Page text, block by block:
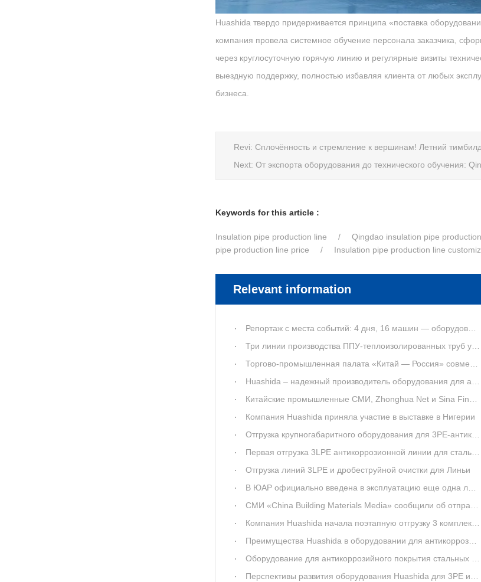
Huashida твердо придерживается принципа «поставка
компания провела системное обучение персонала заказчика,
через круглосуточную горячую линию и регулярные визиты
выездную поддержку, полностью избавляя клиента от любых
бизнеса.
Revi: Сплочённость и стремление к вершинам! Летний
Next: От экспорта оборудования до технического обучения:
Keywords for this article :
Insulation pipe production line Qingdao insulation pipe
pipe production line price
Insulation pipe production line
Relevant information
Репортаж с места событий: 4 дня, 16 машин — оборудование Huashida для антикоррозионного покрытия стальных труб 1620 мм отправлено в Катар
Три линии производства ППУ-теплоизолированных труб успешно настроены для компании «Чанчунь Синьзэсюань» (Китай)
Торгово-промышленная палата «Китай — Россия» совместно с российскими клиентами посетила компанию Huashida с инспекционным визитом
Huashida – надежный производитель оборудования для антикоррозионного покрытия труб 3ПЭ
Китайские промышленные СМИ, Zhonghua Net и Sina Finance одновременно сообщили: компания Qingdao Huashida успешно разработала производственную линию для сверхкрупногабаритных стальных труб с внутренним и наружным цементно-песчаным утяжеляющим антикоррозион
Компания Huashida приняла участие в выставке в Нигерии
Отгрузка крупногабаритного оборудования для 3PE-антикоррозионного покрытия компании Huashida получила широкое освещение в СМИ
Первая отгрузка 3LPE антикоррозионной линии для стальных труб модели 1020–3620 компании Huashida отправлена
Отгрузка линий 3LPE и дробеструйной очистки для Линьи
В ЮАР официально введена в эксплуатацию еще одна линия по производству антикоррозийного 3PE-покрытия для стальных труб от Huashida
СМИ «China Building Materials Media» сообщили об отправке оборудования Qingdao Huashida для 3PE-антикоррозийного покрытия стальных труб в Казахстан
Компания Huashida начала поэтапную отгрузку 3 комплектов оборудования для производства теплоизоляционных труб, изготовленных по заказу клиента из Чанчуня
Преимущества Huashida в оборудовании для антикоррозийного покрытия стальных труб 3PE: технологическое превосходство и комплексное обеспечение
Оборудование для антикоррозийного покрытия стальных труб 3LPE модели 1520 от компании Huashida: 10 грузовиков отправлены в Казахстан за 2 дня.
Перспективы развития оборудования Huashida для 3PE и эпоксидной антикоррозийной защиты труб в глобальном масштабе